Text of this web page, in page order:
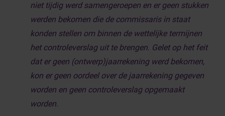
niet tijdig werd samengeroepen en er geen stukken
werden bekomen die de commissaris in staat
konden stellen om binnen de wettelijke termijnen
het controleverslag uit te brengen. Gelet op het feit
dat er geen (ontwerp)jaarrekening werd bekomen,
kon er geen oordeel over de jaarrekening gegeven
worden en geen controleverslag opgemaakt
worden.